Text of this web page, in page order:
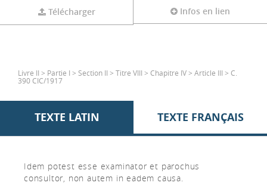
Télécharger Infos en lien
Livre II > Partie I > Section II > Titre VIII > Chapitre IV > Article III > C.
390 CIC/1917
TEXTE LATIN TEXTE FRANÇAIS
Idem potest esse examinator et parochus
consultor, non autem in eadem causa.